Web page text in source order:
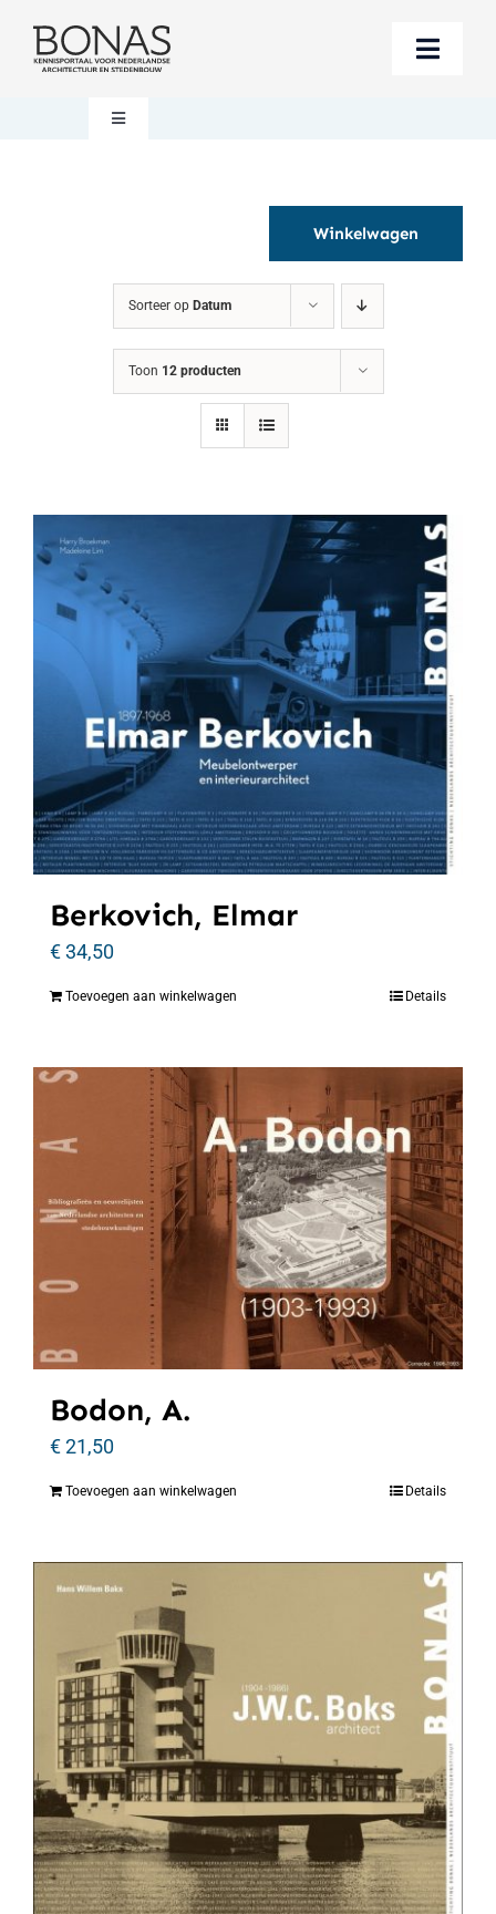
naar
Toggle
Berichten
Steun BONAS
Toggle
Winkelwagen
Sorteer op Datum
Toon 12 producten
Berkovich, Elmar
€34,50
Toevoegen aan winkelwagen Details
Bodon, A.
€21,50
Toevoegen aan winkelwagen Details